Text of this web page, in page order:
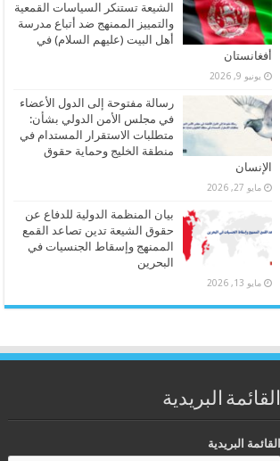
الشيعة تستنكر السياسات القمعية
والتمييز الممنهج ضد أتباع مدرسة
أهل البيت (عليهم السلام) في
أفغانستان
يونيو 9, 2026
رسالة مفتوحة إلى الدول الأعضاء
في مجلس الأمن الدولي بشأن:
متطلبات الاستقرار المستدام في
منطقة الخليج وحماية حقوق
الإنسان
مايو 27, 2026
بيان المنظمة الدولية للدفاع عن
حقوق الشيعة تدين تصاعد القمع
الممنهج وإسقاط الجنسيات في
البحرين
مايو 13, 2026
القائمة البريدية
القائمة البريدية